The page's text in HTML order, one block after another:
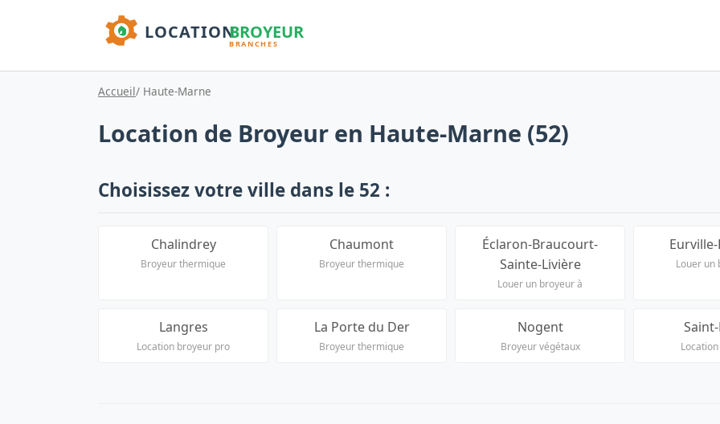
Accueil/ Haute-Marne
Location de Broyeur en Haute-Marne (52)
Choisissez votre ville dans le 52 :
Chalindrey
Broyeur thermique
Chaumont
Broyeur thermique
Éclaron-Braucourt-
Sainte-Livière
Louer un broyeur à
Louer un
Langres
Location broyeur pro
La Porte du Der
Broyeur thermique
Nogent
Broyeur végétaux